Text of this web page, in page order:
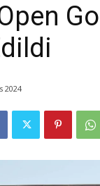
2024